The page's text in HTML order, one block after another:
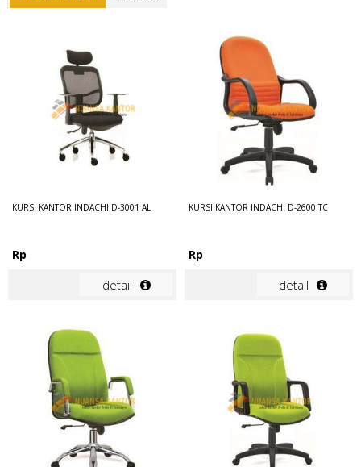
KURSI KANTOR INDACHI D-3001 AL
Rp
detail
KURSI KANTOR INDACHI D-2600 TC
Rp
detail